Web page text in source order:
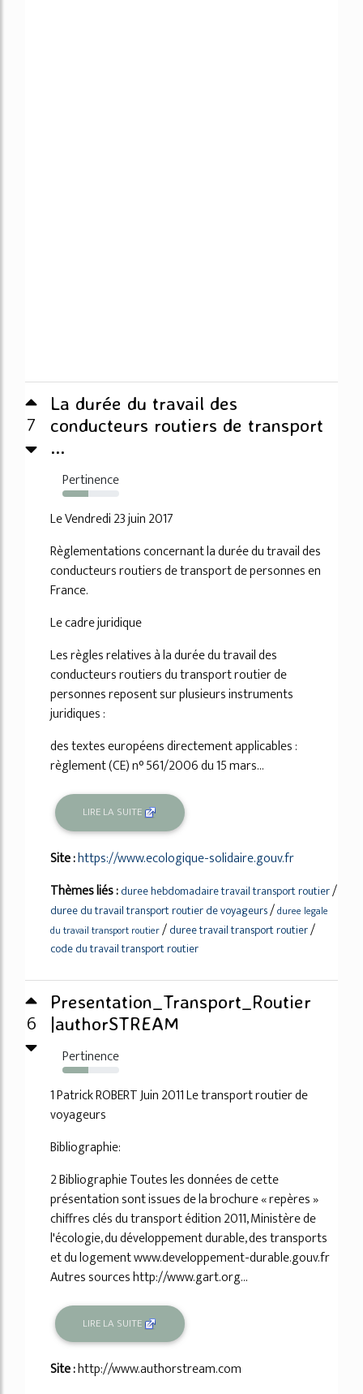
7
La durée du travail des
conducteurs routiers de transport
...
Pertinence
45%
Le Vendredi 23 juin 2017
Règlementations concernant la durée du travail des
conducteurs routiers de transport de personnes en
France.
Le cadre juridique
Les règles relatives à la durée du travail des
conducteurs routiers du transport routier de
personnes reposent sur plusieurs instruments
juridiques :
des textes européens directement applicables :
règlement (CE) n° 561/2006 du 15 mars...
LIRE LA SUITE
Site :https://www.ecologique-solidaire.gouv.fr
Thèmes liés :duree hebdomadaire travail transport routier/
duree du travail transport routier de voyageurs/duree legale
du travail transport routier/duree travail transport routier/
code du travail transport routier
6
Presentation_Transport_Routier
|authorSTREAM
Pertinence
45%
1 Patrick ROBERT Juin 2011 Le transport routier de
voyageurs
Bibliographie:
2 Bibliographie Toutes les données de cette
présentation sont issues de la brochure « repères »
chiffres clés du transport édition 2011, Ministère de
l'écologie, du développement durable, des transports
et du logement www.developpement-durable.gouv.fr
Autres sources http://www.gart.org...
LIRE LA SUITE
Site :http://www.authorstream.com